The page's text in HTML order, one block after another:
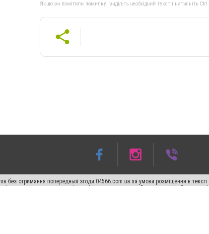
Якщо ви помітили помилку, виділіть необхідний текст і натисніть
без отримання попередньої згоди 04566.com.ua за умови розміщення в
на цитовані статті не нижче другого абзацу в тексті або в